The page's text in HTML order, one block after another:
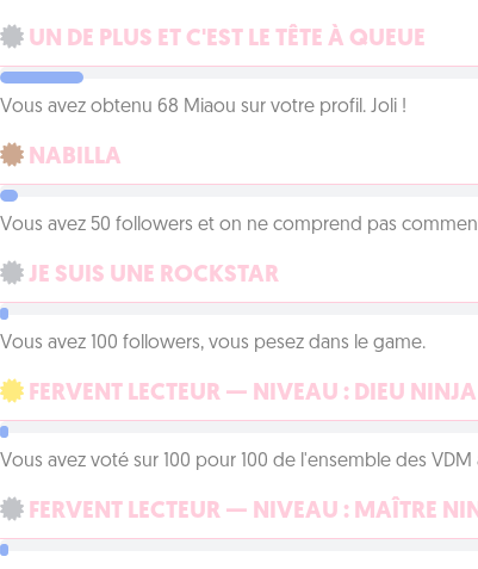
UN DE PLUS ET C'EST LE TÊTE À QUEUE
Vous avez obtenu 68 Miaou sur votre profil. Joli !
NABILLA
Vous avez 50 followers et on ne comprend pas
JE SUIS UNE ROCKSTAR
Vous avez 100 followers, vous pesez dans le game.
FERVENT LECTEUR — NIVEAU : DIEU NINJA
Vous avez voté sur 100 pour 100 de l'ensemble des VDM
FERVENT LECTEUR — NIVEAU : MAÎTRE